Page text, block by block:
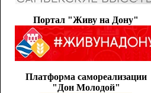
Портал "Живу на Дону"
Платформа самореализации
"Дон Молодой"